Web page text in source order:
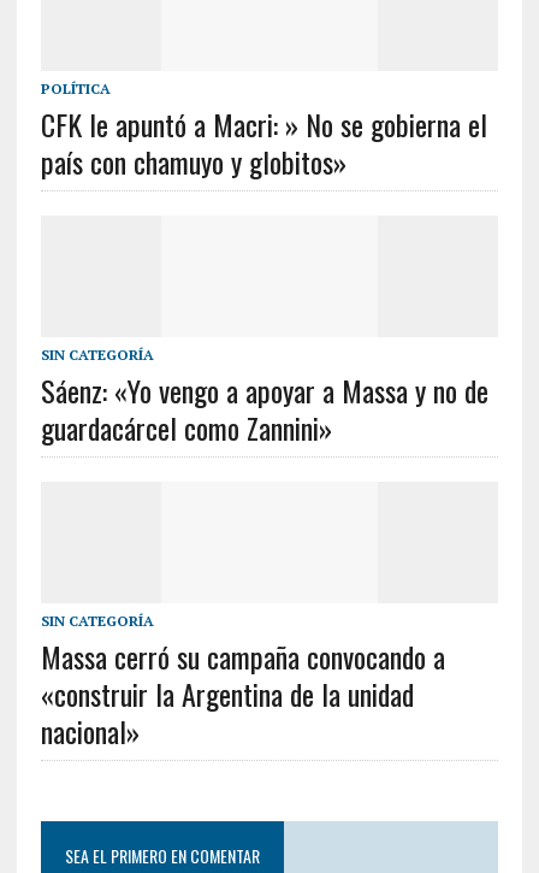
POLÍTICA
CFK le apuntó a Macri: » No se gobierna el
país con chamuyo y globitos»
SIN CATEGORÍA
Sáenz: «Yo vengo a apoyar a Massa y no de
guardacárcel como Zannini»
SIN CATEGORÍA
Massa cerró su campaña convocando a
«construir la Argentina de la unidad
nacional»
SEA EL PRIMERO EN COMENTAR